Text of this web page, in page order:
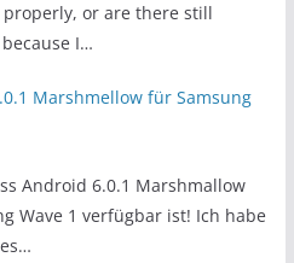
properly, or are there still
because I…
Marshmellow für Samsung
Android 6.0.1 Marshmallow
Wave 1 verfügbar ist! Ich habe